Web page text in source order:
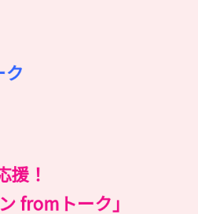
ク
！
fromトーク｣